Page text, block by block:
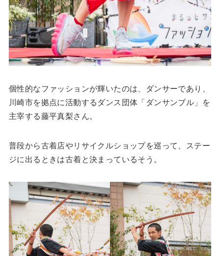
個性的なファッションが輝いたのは、ダンサーであり、
川崎市を拠点に活動するダンス団体「ダンサンブル」を
主宰する藤平真梨さん。
普段から古着店やリサイクルショップを巡って、ステー
ジに出るときは古着と決まっているそう。